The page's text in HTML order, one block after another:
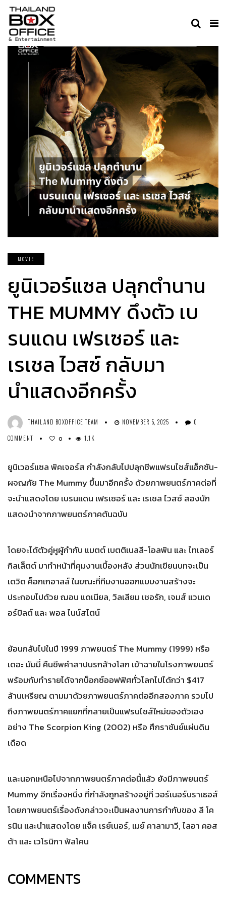
MOVIE
ยูนิเวอร์แซล ปลุกตำนาน
THE MUMMY ดึงตัว เบ
รนแดน เฟรเซอร์ และ
เรเชล ไวสซ์ กลับมา
นำแสดงอีกครั้ง
THAILAND BOXOFFICE TEAM NOVEMBER 5, 2025
0
COMMENT
0 1.1K
ยูนิเวอร์แซล พิคเจอร์ส กำลังกลับไปปลุกชีพแฟรนไชส์แอ็กชัน-
ผจญภัย The Mummy ขึ้นมาอีกครั้ง ด้วยภาพยนตร์ภาคต่อที่
จะนำแสดงโดย เบรนแดน เฟรเซอร์ และ เรเชล ไวสซ์ สองนัก
แสดงนำจากภาพยนตร์ภาคต้นฉบับ
โดยจะได้ตัวคู่หูผู้กำกับ แมตต์ เบตติเนลลี-โอลพิน และ ไทเลอร์
กิลเล็ตต์ มาทำหน้าที่คุมงานเบื้องหลัง ส่วนนักเขียนบทจะเป็น
เดวิด ค็อกเกอาลล์ ในขณะที่ทีมงานออกแบบงานสร้างจะ
ประกอบไปด้วย ฌอน แดเนียล, วิลเลียม เชอรัก, เจมส์ แวนเด
อร์บิลต์ และ พอล ไนน์สไตน์
ย้อนกลับไปในปี 1999 ภาพยนตร์ The Mummy (1999) หรือ
เดอะ มัมมี่ คืนชีพคำสาปนรกล้างโลก เข้าฉายในโรงภาพยนตร์
พร้อมกับทำรายได้จากบ็อกซ์ออฟฟิศทั่วโลกไปได้กว่า $417
ล้านเหรียญ ตามมาด้วยภาพยนตร์ภาคต่ออีกสองภาค รวมไป
ถึงภาพยนตร์ภาคแยกที่กลายเป็นแฟรนไชส์ใหม่ของตัวเอง
อย่าง The Scorpion King (2002) หรือ ศึกราชันย์แผ่นดิน
เดือด
และนอกเหนือไปจากภาพยนตร์ภาคต่อนี้แล้ว ยังมีภาพยนตร์
Mummy อีกเรื่องหนึ่ง ที่กำลังถูกสร้างอยู่ที่ วอร์เนอร์บราเธอส์
โดยภาพยนตร์เรื่องดังกล่าวจะเป็นผลงานการกำกับของ ลี โค
รนิน และนำแสดงโดย แจ็ค เรย์เนอร์, เมย์ คาลามาวี, ไลอา คอส
ต้า และ เวโรนิกา ฟัลโคน
COMMENTS